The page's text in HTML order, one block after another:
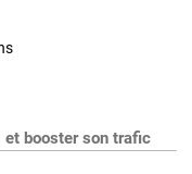
et booster son trafic